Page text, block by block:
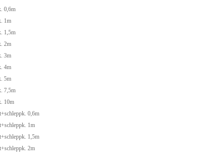
0,6m
1m
1,5m
2m
3m
4m
5m
7,5m
10m
0,6m
1m
1,5m
2m